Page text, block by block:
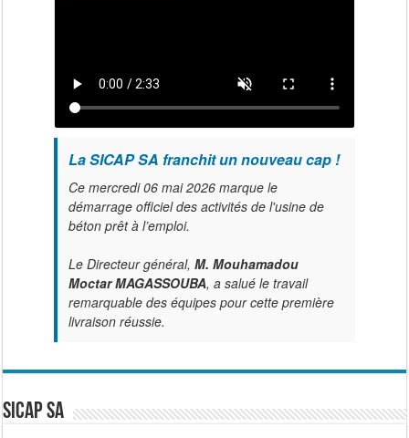
La SICAP SA franchit un nouveau cap !
Ce mercredi 06 mai 2026 marque le
démarrage officiel des activités de l'usine de
béton prêt à l’emploi.
Le Directeur général, M. Mouhamadou
Moctar MAGASSOUBA, a salué le travail
remarquable des équipes pour cette première
livraison réussie.
SICAP SA